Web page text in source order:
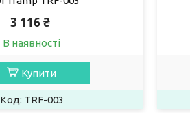
3 116 ₴
В наявності
Купити
TRF-003